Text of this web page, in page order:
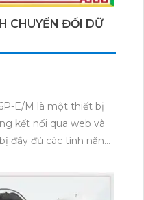
CHUYỂN ĐỔI DỮ
E/M là một thiết bị
kết nối qua web và
đầy đủ các tính năng
Ethernet. Thiết bị
thông qua giao diện